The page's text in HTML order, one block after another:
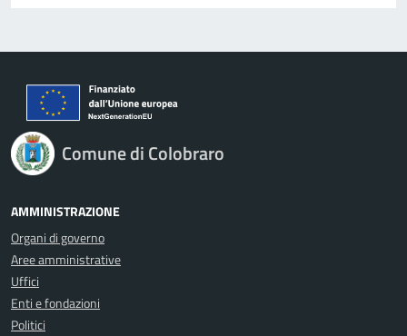
Comune di Colobraro
AMMINISTRAZIONE
Organi di governo
Aree amministrative
Uffici
Enti e fondazioni
Politici